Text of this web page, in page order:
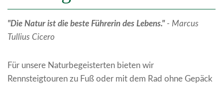
"Die Natur ist die beste Führerin des Lebens." - Marcus
Tullius Cicero
Für unsere Naturbegeisterten bieten wir
Rennsteigtouren zu Fuß oder mit dem Rad ohne Gepäck